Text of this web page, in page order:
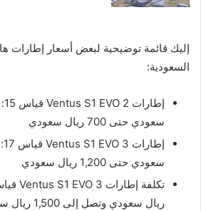
إليك قائمة توضيحية لبعض أسعار إطارات
السعودية:
سعودي حتى 700 ريال سعودي
سعودي حتى 1,200 ريال سعودي
ريال سعودي وتصل إلى 1,500 ريال سعودي